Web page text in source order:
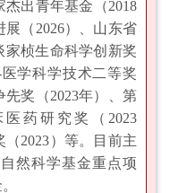
杰出青年基金（2018
（2026）、山东省
家桢生命科学创新奖
医学科学技术二等奖
先奖（2023年）、第
药研究奖（2023
2023）等。目前主
然科学基金重点项